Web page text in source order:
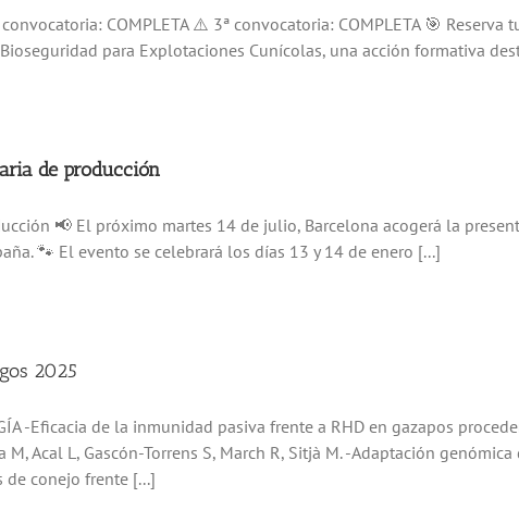
COMPLETA ⚠️ 3ª convocatoria: COMPLETA 🎯 Reserva
para Explotaciones Cunícolas, una acción formativa
de producción
📢 El próximo martes 14 de julio, Barcelona acogerá la
🐾 El evento se celebrará los días 13 y 14 de enero [...]
2025
-Eficacia de la inmunidad pasiva frente a RHD en gazapos
M, Acal L, Gascón-Torrens S, March R, Sitjà M. -Adaptación
de conejo frente [...]